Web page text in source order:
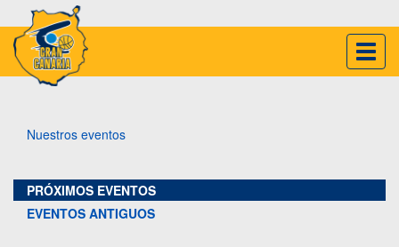
Nuestros eventos
PRÓXIMOS EVENTOS
EVENTOS ANTIGUOS